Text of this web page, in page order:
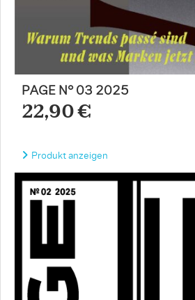
PAGE N° 03 2025
22,90 €
Produkt anzeigen